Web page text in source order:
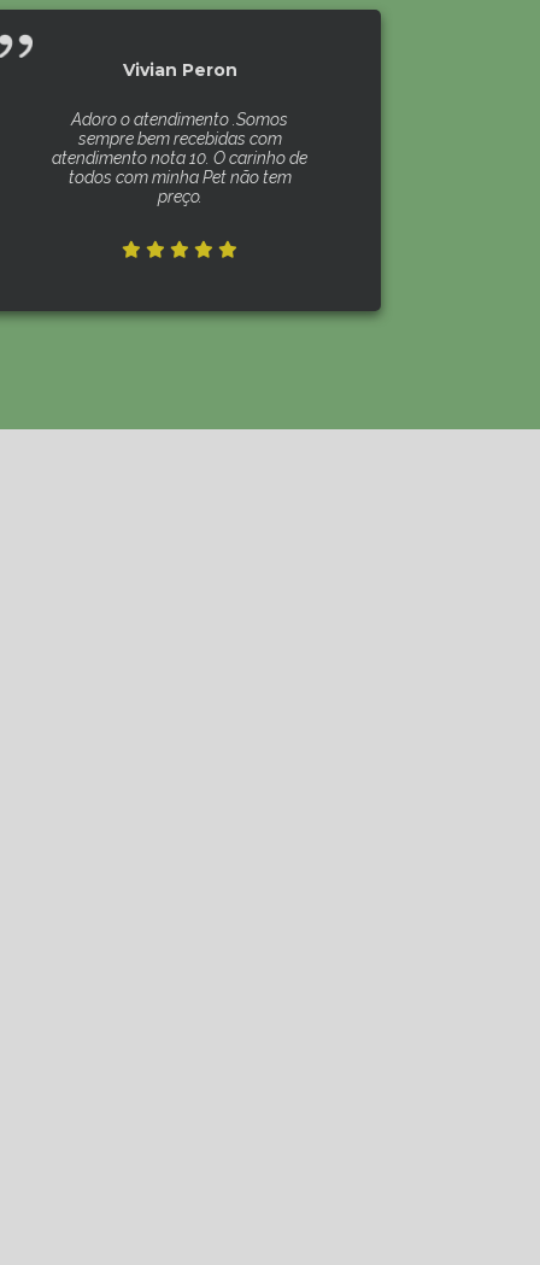
Vivian Peron
Adoro o atendimento .Somos
sempre bem recebidas com
atendimento nota 10. O carinho de
todos com minha Pet não tem
preço.